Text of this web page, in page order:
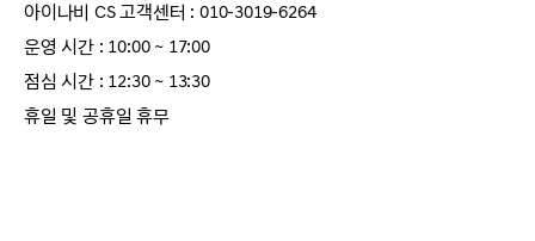
아이나비 CS 고객센터 : 010-3019-6264
운영 시간 : 10:00 ~ 17:00
점심 시간 : 12:30 ~ 13:30
휴일 및 공휴일 휴무